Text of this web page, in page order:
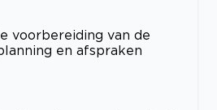
voorbereiding van de
en afspraken